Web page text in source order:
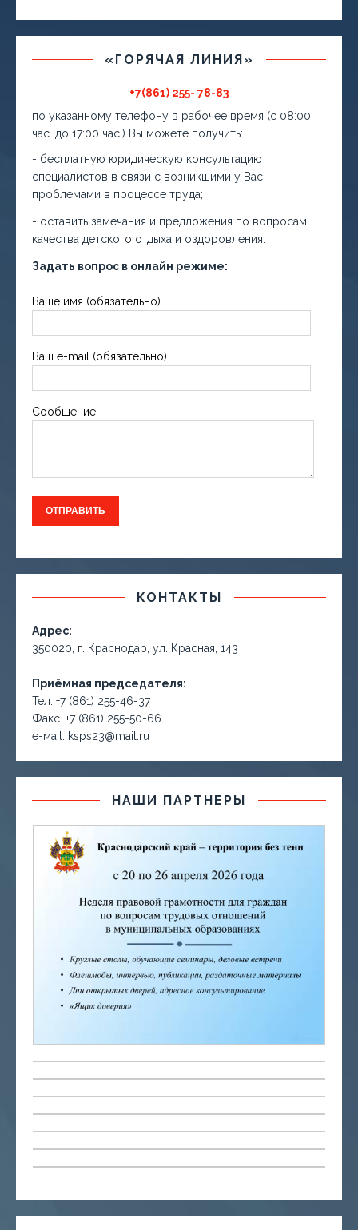
«ГОРЯЧАЯ ЛИНИЯ»
+7(861) 255- 78-83
по указанному телефону в рабочее время (с 08:00
час. до 17:00 час.) Вы можете получить:
- бесплатную юридическую консультацию
специалистов в связи с возникшими у Вас
проблемами в процессе труда;
- оставить замечания и предложения по вопросам
качества детского отдыха и оздоровления.
Задать вопрос в онлайн режиме:
Ваше имя (обязательно)
Ваш e-mail (обязательно)
Сообщение
КОНТАКТЫ
Адрес:
350020, г. Краснодар, ул. Красная, 143
Приёмная председателя:
Тел. +7 (861) 255-46-37
Факс. +7 (861) 255-50-66
е-маil: ksps23@mail.ru
НАШИ ПАРТНЕРЫ